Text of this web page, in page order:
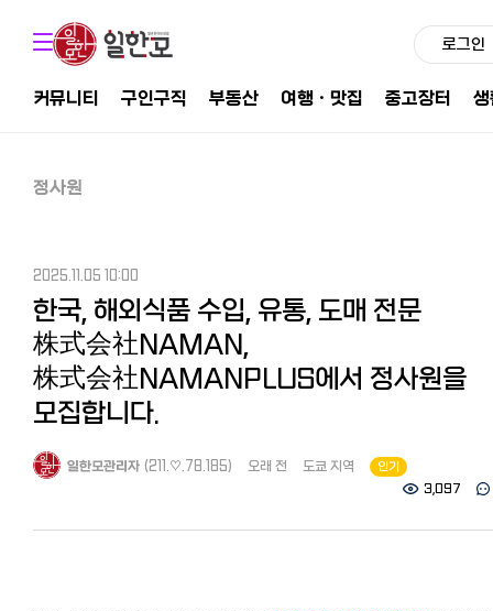
로그인
커뮤니티 구인구직 부동산 여행ㆍ맛집 중고장터
정사원
2025.11.05 10:00
한국, 해외식품 수입, 유통, 도매 전문
株式会社NAMAN,
株式会社NAMANPLUS에서 정사원을
모집합니다.
일한모관리자 (211.♡.78.185) 오래 전 도쿄 지역
인기
3,097